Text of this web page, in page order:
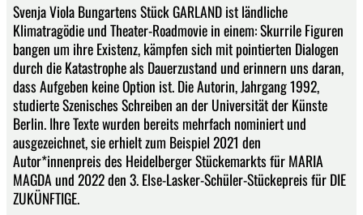
Svenja Viola Bungartens Stück GARLAND ist ländliche
Klimatragödie und Theater-Roadmovie in einem: Skurrile Figuren
bangen um ihre Existenz, kämpfen sich mit pointierten Dialogen
durch die Katastrophe als Dauerzustand und erinnern uns daran,
dass Aufgeben keine Option ist. Die Autorin, Jahrgang 1992,
studierte Szenisches Schreiben an der Universität der Künste
Berlin. Ihre Texte wurden bereits mehrfach nominiert und
ausgezeichnet, sie erhielt zum Beispiel 2021 den
Autor*innenpreis des Heidelberger Stückemarkts für MARIA
MAGDA und 2022 den 3. Else-Lasker-Schüler-Stückepreis für DIE
ZUKÜNFTIGE.